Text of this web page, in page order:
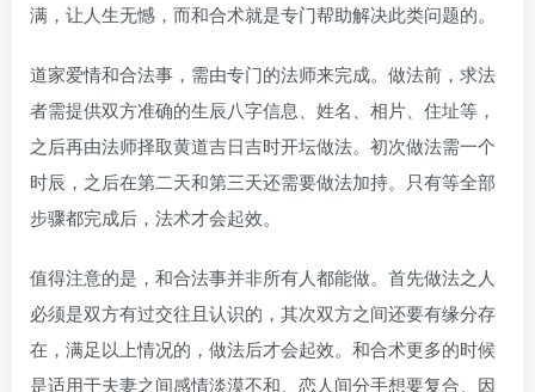
满，让人生无憾，而和合术就是专门帮助解决此类问题的。
道家爱情和合法事，需由专门的法师来完成。做法前，求法
者需提供双方准确的生辰八字信息、姓名、相片、住址等，
之后再由法师择取黄道吉日吉时开坛做法。初次做法需一个
时辰，之后在第二天和第三天还需要做法加持。只有等全部
步骤都完成后，法术才会起效。
值得注意的是，和合法事并非所有人都能做。首先做法之人
必须是双方有过交往且认识的，其次双方之间还要有缘分存
在，满足以上情况的，做法后才会起效。和合术更多的时候
是适用于夫妻之间感情淡漠不和、恋人间分手想要复合、因